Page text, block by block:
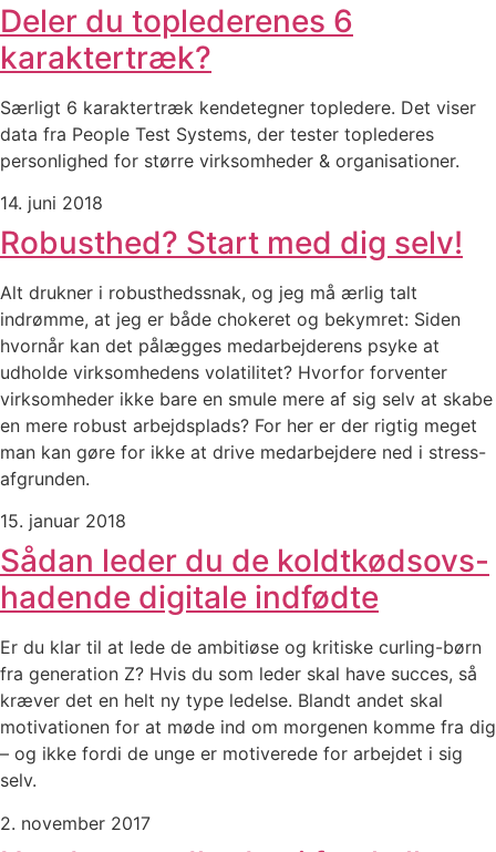
Deler du toplederenes 6
karaktertræk?
Særligt 6 karaktertræk kendetegner topledere. Det viser
data fra People Test Systems, der tester toplederes
personlighed for større virksomheder & organisationer.
14. juni 2018
Robusthed? Start med dig selv!
Alt drukner i robusthedssnak, og jeg må ærlig talt
indrømme, at jeg er både chokeret og bekymret: Siden
hvornår kan det pålægges medarbejderens psyke at
udholde virksomhedens volatilitet? Hvorfor forventer
virksomheder ikke bare en smule mere af sig selv at skabe
en mere robust arbejdsplads? For her er der rigtig meget
man kan gøre for ikke at drive medarbejdere ned i stress-
afgrunden.
15. januar 2018
Sådan leder du de koldtkødsovs-
hadende digitale indfødte
Er du klar til at lede de ambitiøse og kritiske curling-børn
fra generation Z? Hvis du som leder skal have succes, så
kræver det en helt ny type ledelse. Blandt andet skal
motivationen for at møde ind om morgenen komme fra dig
– og ikke fordi de unge er motiverede for arbejdet i sig
selv.
2. november 2017